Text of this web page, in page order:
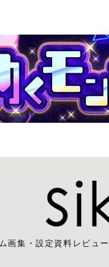
画集・設定資料レビュー